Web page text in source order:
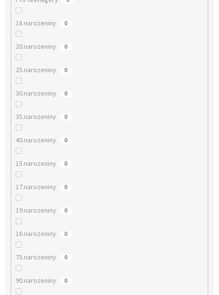
18.narozeniny 0
20.narozeniny 0
25.narozeniny 0
30.narozeniny 0
35.narozeniny 0
40.narozeniny 0
15.narozeniny 0
17.narozeniny 0
19.narozeniny 0
16.narozeniny 0
75.narozeniny 0
90.narozeniny 0